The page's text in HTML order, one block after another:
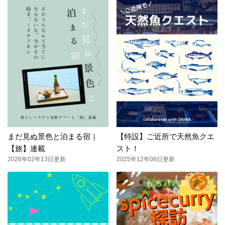
まだ見ぬ景色と泊まる宿｜
【旅】連載
2026年02年13日更新
【特設】ご近所で天然魚クエ
スト！
2025年12年08日更新